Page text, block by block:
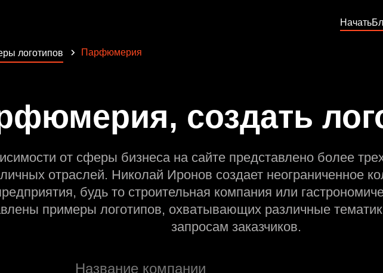
Начать
логотипов Парфюмерия
создать
от сферы бизнеса на сайте представлено более
отраслей. Николай Иронов создает неограниченное
будь то строительная компания или
примеры логотипов, охватывающих различные
запросам заказчиков.